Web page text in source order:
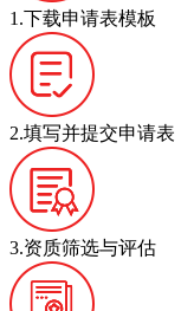
1.下载申请表模板
2.填写并提交申请表
3.资质筛选与评估